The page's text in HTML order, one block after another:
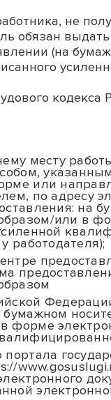
не
обязан
(на
месту
или
по адресу
на
или в
работодателя);